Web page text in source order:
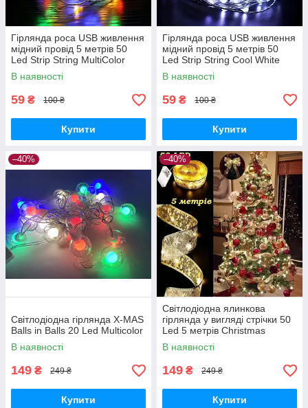
Гірлянда роса USB живлення
мідний провід 5 метрів 50
Led Strip String MultiColor
В наявності
59 ₴ 100 ₴
Купити
Гірлянда роса USB живлення
мідний провід 5 метрів 50
Led Strip String Cool White
В наявності
59 ₴ 100 ₴
Купити
–40%
Світлодіодна гірлянда X-MAS
Balls in Balls 20 Led Multicolor
В наявності
149 ₴ 249 ₴
Купити
–40%
Світлодіодна ялинкова
гірлянда у вигляді стрічки 50
Led 5 метрів Christmas
Decoration Warm White
В наявності
149 ₴ 249 ₴
Купити